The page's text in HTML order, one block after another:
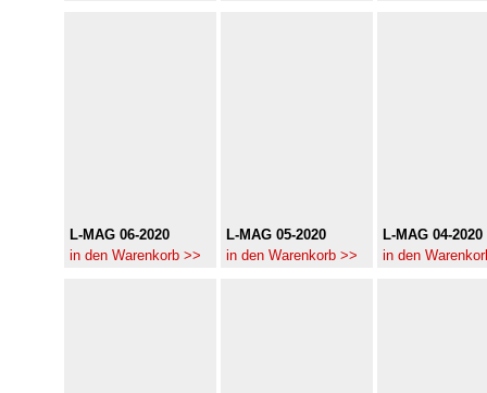
L-MAG 06-2020
in den Warenkorb >>
L-MAG 05-2020
in den Warenkorb >>
L-MAG 04-2020
in den